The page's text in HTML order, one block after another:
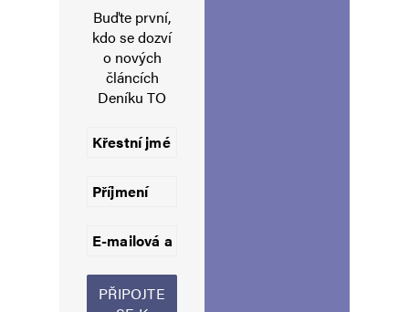
Buďte první,
kdo se dozví
o nových
článcích
Deníku TO